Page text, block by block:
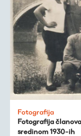
Fotografija
Fotografija
sredinom 1930-ih